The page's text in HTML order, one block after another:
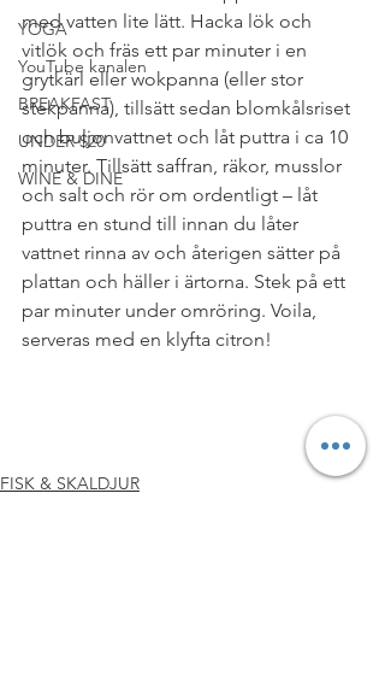
YOGA
YouTube kanalen
BREAKFAST
UNDER $20
WINE & DINE
med vatten lite lätt. Hacka lök och
vitlök och fräs ett par minuter i en
grytkärl eller wokpanna (eller stor
stekpanna), tillsätt sedan blomkålsriset
och buljonvattnet och låt puttra i ca 10
minuter. Tillsätt saffran, räkor, musslor
och salt och rör om ordentligt – låt
puttra en stund till innan du låter
vattnet rinna av och återigen sätter på
plattan och häller i ärtorna. Stek på ett
par minuter under omröring. Voila,
serveras med en klyfta citron!
#RECEPT
FISK & SKALDJUR